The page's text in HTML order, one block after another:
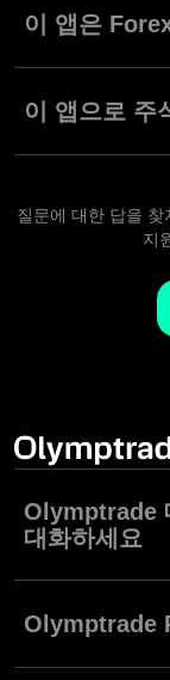
스를 검색하고 모
이 앱은
이딩 모드, 전략,
을 가진 사용자들
이 앱으로 주
질문에 대한 답을
지
Olymptrade
대화하세요
왔습니다. 초보자
하여, Olymptrade
톱 트레이딩 앱을
Olymptrade